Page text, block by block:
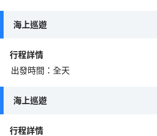
海上巡遊
行程詳情
出發時間 ： 全天
海上巡遊
行程詳情